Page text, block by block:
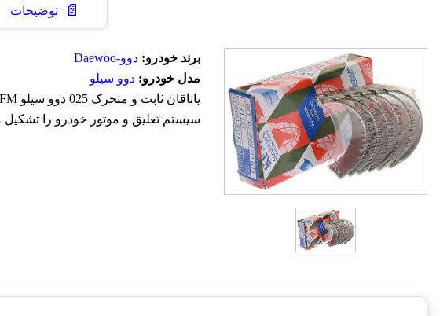
📄 توضیحات
برند خودرو: دوو-Daewoo
مدل خودرو: دوو سیلو
سیستم تعلیق و موتور خودرو را